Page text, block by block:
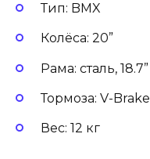
Тип: BMX
Колёса: 20”
Рама: сталь, 18.7”
Тормоза: V-Brake
Вес: 12 кг